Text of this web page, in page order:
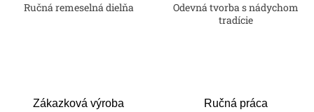
Ručná remeselná dielňa
Odevná tvorba s nádychom
tradície
Zákazková výroba Ručná práca